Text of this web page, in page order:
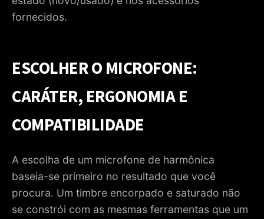
fornecidos.
ESCOLHER O MICROFONE:
CARÁTER, ERGONOMIA E
COMPATIBILIDADE
A escolha de um microfone de harmônica
baseia-se primeiro no resultado que você
procura. Um timbre encorpado e saturado não
se constrói com as mesmas ferramentas que um